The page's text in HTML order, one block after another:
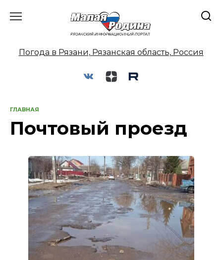
Погода в Рязани, Рязанская область, Россия
ГЛАВНАЯ
Почтовый проезд